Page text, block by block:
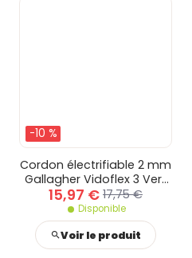
-10 %
Cordon électrifiable 2 mm
Gallagher Vidoflex 3 Vert
et Terra
15,97 € 17,75 €
Disponible
Voir le produit